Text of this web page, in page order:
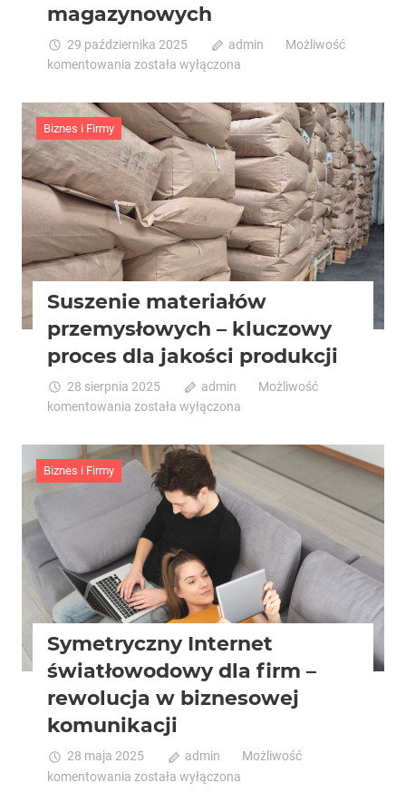
magazynowych
29 października 2025 admin
Możliwość
komentowania Bezpieczeństwo
magazynie:
Konsekwencje
przeciążenia
regałów
magazynowych
została wyłączona
Biznes i Firmy
Suszenie materiałów
przemysłowych – kluczowy
proces dla jakości produkcji
28 sierpnia 2025 admin
Możliwość
komentowania Suszenie
przemysłowych
–
kluczowy
proces
dla
jakości
produkcji
została wyłączona
Biznes i Firmy
Symetryczny Internet
światłowodowy dla firm –
rewolucja w biznesowej
komunikacji
28 maja 2025 admin
Możliwość
komentowania Symetryczny
została wyłączona